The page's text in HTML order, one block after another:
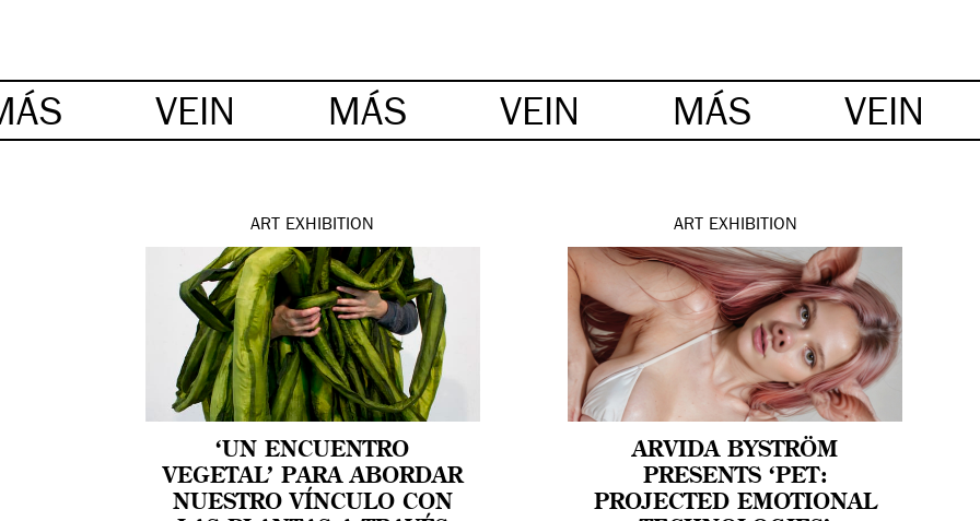
VEIN MÁS VEIN MÁS VEIN
ART EXHIBITION
‘UN ENCUENTRO
VEGETAL’ PARA ABORDAR
NUESTRO VÍNCULO CON
ART EXHIBITION
ARVIDA BYSTRÖM
PRESENTS ‘PET:
PROJECTED EMOTIONAL